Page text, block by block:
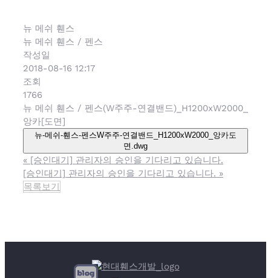
뉴 메쉬 휀스
뉴 메쉬 휀스 / 펜스
작성일
2018-08-16 12:17
조회
1766
뉴 메쉬 휀스 / 펜스(W주주-연결밴드)_H1200xW2000_
앙카[도면]
뉴-메쉬-휀스-펜스W주주-연결밴드_H1200xW2000_앙카도
면.dwg
« [승인대기] 관리자의 승인을 기다리고 있습니다.
[승인대기] 관리자의 승인을 기다리고 있습니다. »
목록보기